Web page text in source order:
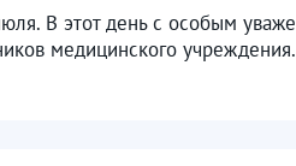
В этот день с особым
медицинского